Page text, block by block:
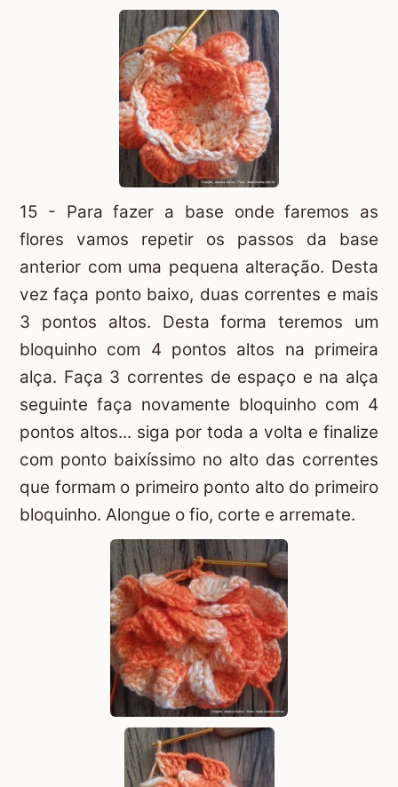
15 - Para fazer a base onde faremos as
flores vamos repetir os passos da base
anterior com uma pequena alteração. Desta
vez faça ponto baixo, duas correntes e mais
3 pontos altos. Desta forma teremos um
bloquinho com 4 pontos altos na primeira
alça. Faça 3 correntes de espaço e na alça
seguinte faça novamente bloquinho com 4
pontos altos... siga por toda a volta e finalize
com ponto baixíssimo no alto das correntes
que formam o primeiro ponto alto do primeiro
bloquinho. Alongue o fio, corte e arremate.